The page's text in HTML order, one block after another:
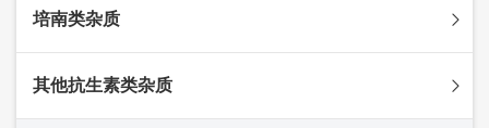
头孢唑林杂质
苯唑西林杂质
培南类杂质
其他抗生素类杂质